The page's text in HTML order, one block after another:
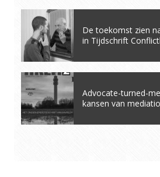
De toekomst zien
in Tijdschrift
Advocate-turned-
kansen van